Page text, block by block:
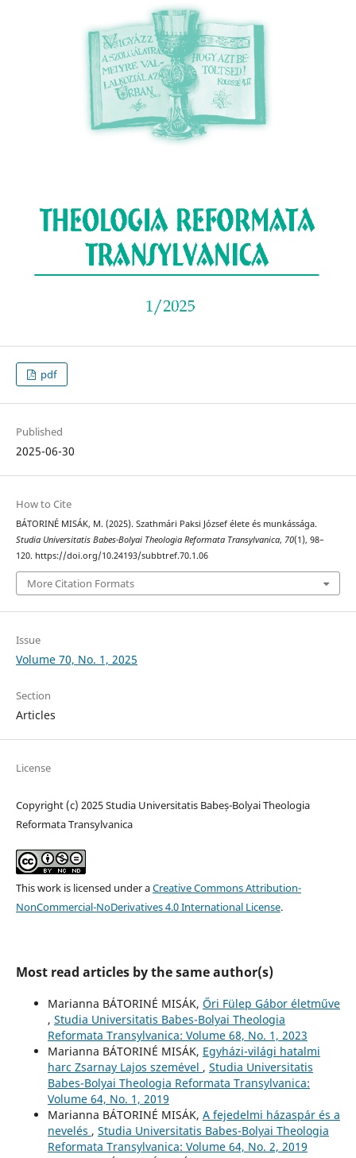
pdf
Published
2025-06-30
How to Cite
BÁTORINÉ MISÁK, M. (2025). Szathmári Paksi József élete és munkássága.
Studia Universitatis Babes-Bolyai Theologia Reformata Transylvanica, 70(1), 98–
120. https://doi.org/10.24193/subbtref.70.1.06
More Citation Formats
Issue
Volume 70, No. 1, 2025
Section
Articles
License
Copyright (c) 2025 Studia Universitatis Babeș-Bolyai Theologia
Reformata Transylvanica
This work is licensed under aCreative Commons Attribution-
NonCommercial-NoDerivatives 4.0 International License.
Most read articles by the same author(s)
Marianna BÁTORINÉ MISÁK, Őri Fülep Gábor életműve
, Studia Universitatis Babes-Bolyai Theologia
Reformata Transylvanica: Volume 68, No. 1, 2023
Marianna BÁTORINÉ MISÁK, Egyházi-világi hatalmi
harc Zsarnay Lajos szemével , Studia Universitatis
Babes-Bolyai Theologia Reformata Transylvanica:
Volume 64, No. 1, 2019
Marianna BÁTORINÉ MISÁK, A fejedelmi házaspár és a
nevelés , Studia Universitatis Babes-Bolyai Theologia
Reformata Transylvanica: Volume 64, No. 2, 2019